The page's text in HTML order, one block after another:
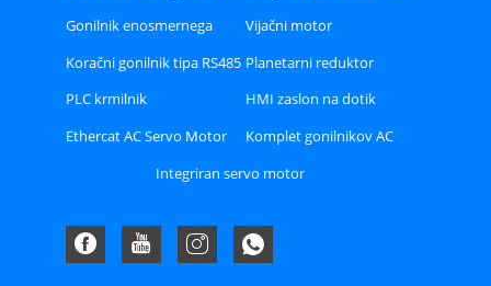
Gonilnik enosmernega
servo motorja
Vijačni motor
Koračni gonilnik tipa RS485
ali CAN ali Ethercat Bus
Planetarni reduktor
PLC krmilnik
HMI zaslon na dotik
Ethercat AC Servo Motor
Komplet gonilnikov AC
servo motorja A8
Integriran servo motor